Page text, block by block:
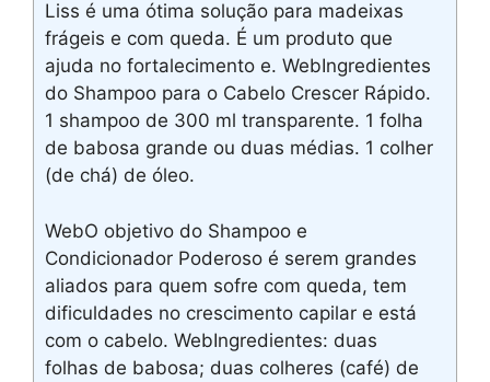
Liss é uma ótima solução para madeixas
frágeis e com queda. É um produto que
ajuda no fortalecimento e. WebIngredientes
do Shampoo para o Cabelo Crescer Rápido.
1 shampoo de 300 ml transparente. 1 folha
de babosa grande ou duas médias. 1 colher
(de chá) de óleo.
WebO objetivo do Shampoo e
Condicionador Poderoso é serem grandes
aliados para quem sofre com queda, tem
dificuldades no crescimento capilar e está
com o cabelo. WebIngredientes: duas
folhas de babosa; duas colheres (café) de